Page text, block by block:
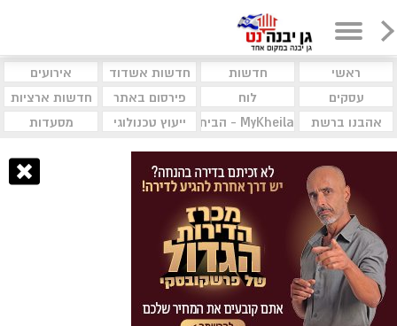
ראשי חדשות חדשות אשדוד
אירועים
עסקים
לוח פירסום באתר
חדשות ארציות
אהבנו ברשת
MyKheila - הבית לעסקים וקהילות ייעוץ טכנולוגי מסעדות